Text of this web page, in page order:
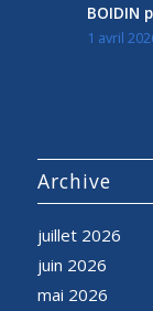
BOIDIN
1 avril
Archive
juillet 2026
juin 2026
mai 2026